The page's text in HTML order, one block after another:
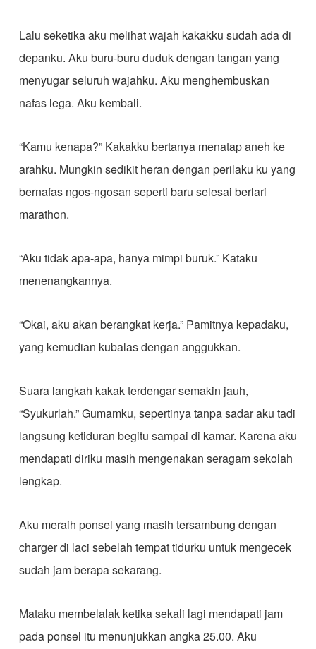
Lalu seketika aku melihat wajah kakakku sudah ada di
depanku. Aku buru-buru duduk dengan tangan yang
menyugar seluruh wajahku. Aku menghembuskan
nafas lega. Aku kembali.
“Kamu kenapa?” Kakakku bertanya menatap aneh ke
arahku. Mungkin sedikit heran dengan perilaku ku yang
bernafas ngos-ngosan seperti baru selesai berlari
marathon.
“Aku tidak apa-apa, hanya mimpi buruk.” Kataku
menenangkannya.
“Okai, aku akan berangkat kerja.” Pamitnya kepadaku,
yang kemudian kubalas dengan anggukkan.
Suara langkah kakak terdengar semakin jauh,
“Syukurlah.” Gumamku, sepertinya tanpa sadar aku tadi
langsung ketiduran begitu sampai di kamar. Karena aku
mendapati diriku masih mengenakan seragam sekolah
lengkap.
Aku meraih ponsel yang masih tersambung dengan
charger di laci sebelah tempat tidurku untuk mengecek
sudah jam berapa sekarang.
Mataku membelalak ketika sekali lagi mendapati jam
pada ponsel itu menunjukkan angka 25.00. Aku